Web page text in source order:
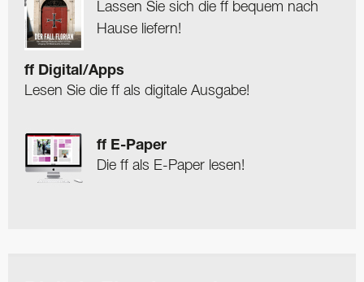
Lassen Sie sich die ff bequem nach
Hause liefern!
ff Digital/Apps
Lesen Sie die ff als digitale Ausgabe!
ff E-Paper
Die ff als E-Paper lesen!